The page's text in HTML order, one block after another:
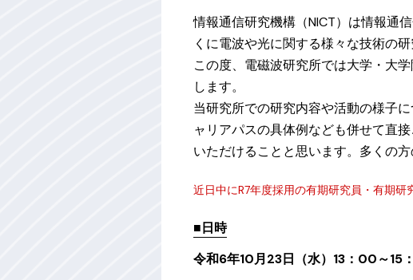
情報通信研究機構（NICT）は情報通
くに電波や光に関する様々な技術の研
この度、電磁波研究所では大学・大
します。
当研究所での研究内容や活動の様子
ャリアパスの具体例なども併せて直
いただけることと思います。多くの
近日中にR7年度採用の有期研究員・有期研
■日時
令和6年10月23日（水）13：00～15